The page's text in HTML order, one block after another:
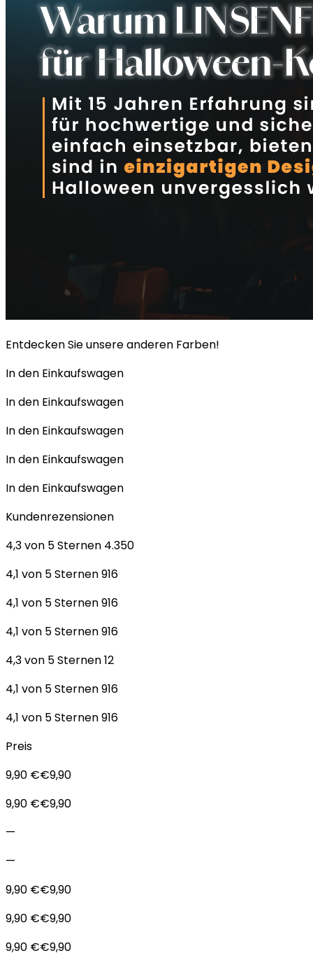
Entdecken Sie unsere anderen Farben!
In den Einkaufswagen
In den Einkaufswagen
In den Einkaufswagen
In den Einkaufswagen
In den Einkaufswagen
Kundenrezensionen
4,3 von 5 Sternen 4.350
4,1 von 5 Sternen 916
4,1 von 5 Sternen 916
4,1 von 5 Sternen 916
4,3 von 5 Sternen 12
4,1 von 5 Sternen 916
4,1 von 5 Sternen 916
Preis
9,90 €€9,90
9,90 €€9,90
—
—
9,90 €€9,90
9,90 €€9,90
9,90 €€9,90